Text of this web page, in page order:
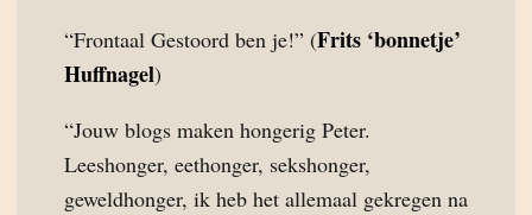
“Frontaal Gestoord ben je!” (Frits ‘bonnetje’
Huffnagel)
“Jouw blogs maken hongerig Peter.
Leeshonger, eethonger, sekshonger,
geweldhonger, ik heb het allemaal gekregen na